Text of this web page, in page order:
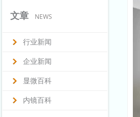
文章 NEWS
行业新闻
企业新闻
显微百科
内镜百科